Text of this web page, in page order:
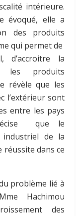
intérieure.
évoqué, elle a
des produits
qui permet de
d’accroitre la
les produits
révèle que les
l’extérieur sont
entre les pays
que le
industriel de la
réussite dans ce
problème lié à
Hachimou
des